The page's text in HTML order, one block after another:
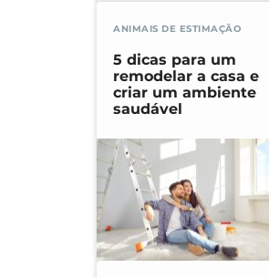
ANIMAIS DE ESTIMAÇÃO
5 dicas para um
remodelar a casa e
criar um ambiente
saudável